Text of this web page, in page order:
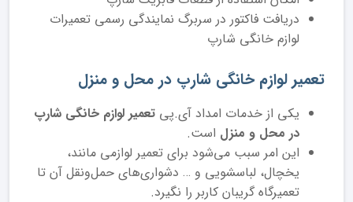
دریافت فاکتور در سربرگ نمایندگی رسمی تعمیرات
لوازم خانگی شارپ
تعمیر لوازم خانگی شارپ در محل و منزل
یکی از خدمات امداد آی.پی تعمیر لوازم خانگی شارپ
در محل و منزل است.
این امر سبب می‌شود برای تعمیر لوازمی مانند،
یخچال، لباسشویی و … دشواری‌های حمل‌ونقل آن تا
تعمیرگاه گریبان کاربر را نگیرد.